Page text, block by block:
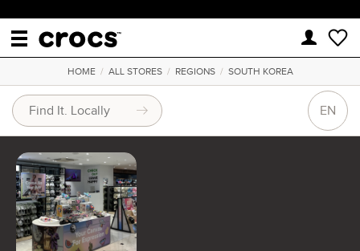
HOME/ ALL STORES/ REGIONS/ SOUTH KOREA
EN